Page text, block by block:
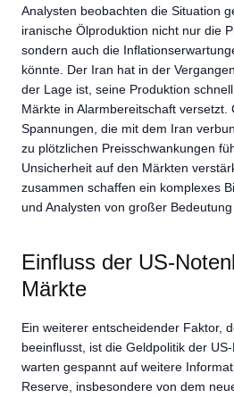
Analysten beobachten die Situation
iranische Ölproduktion nicht nur die
sondern auch die
könnte. Der Iran hat in der
der Lage ist, seine Produktion
Märkte in Alarmbereitschaft versetzt.
Spannungen, die mit dem Iran
zu plötzlichen Preisschwankungen
Unsicherheit auf den Märkten
zusammen schaffen ein komplexes
und Analysten von großer Bedeutung
Einfluss der US-
Märkte
Ein weiterer entscheidender Faktor,
beeinflusst, ist die Geldpolitik der
warten gespannt auf weitere
Reserve, insbesondere von dem